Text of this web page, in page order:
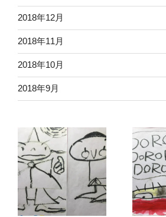
2018年12月
2018年11月
2018年10月
2018年9月